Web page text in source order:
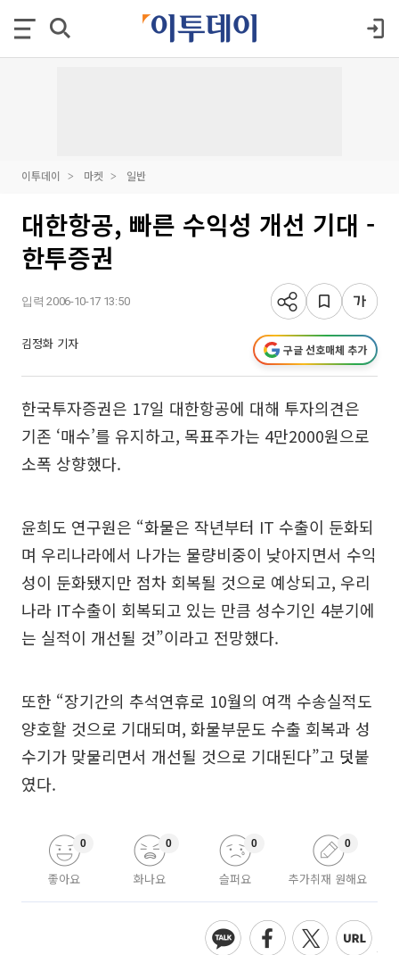
이투데이 마켓 일반
대한항공, 빠른 수익성 개선 기대 -
한투증권
입력 2006-10-17 13:50
김정화 기자 구글 선호매체 추가
한국투자증권은 17일 대한항공에 대해 투자의견은
기존 ‘매수’를 유지하고, 목표주가는 4만2000원으로
소폭 상향했다.
윤희도 연구원은 “화물은 작년부터 IT 수출이 둔화되
며 우리나라에서 나가는 물량비중이 낮아지면서 수익
성이 둔화됐지만 점차 회복될 것으로 예상되고, 우리
나라 IT수출이 회복되고 있는 만큼 성수기인 4분기에
는 실적이 개선될 것”이라고 전망했다.
또한 “장기간의 추석연휴로 10월의 여객 수송실적도
양호할 것으로 기대되며, 화물부문도 수출 회복과 성
수기가 맞물리면서 개선될 것으로 기대된다”고 덧붙
였다.
좋아요
0
화나요
0
슬퍼요
0
추가취재 원해요
0